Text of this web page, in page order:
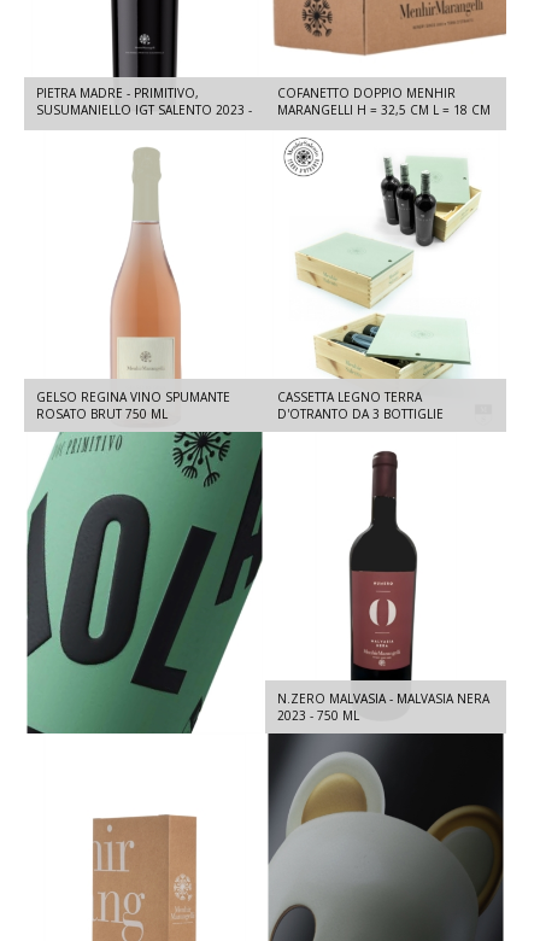
PIETRA MADRE - PRIMITIVO,
SUSUMANIELLO IGT SALENTO 2023 -
COFANETTO DOPPIO MENHIR
MARANGELLI H = 32,5 CM L = 18 CM
GELSO REGINA VINO SPUMANTE
ROSATO BRUT 750 ML
CASSETTA LEGNO TERRA
D'OTRANTO DA 3 BOTTIGLIE
VOLA DOC TERRA D'OTRANTO -
N.ZERO MALVASIA - MALVASIA NERA
2023 - 750 ML